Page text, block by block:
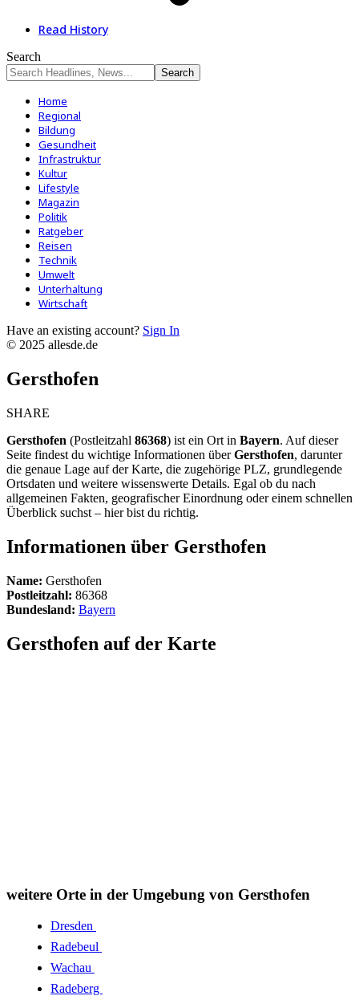
Read History
Search
Home
Regional
Bildung
Gesundheit
Infrastruktur
Kultur
Lifestyle
Magazin
Politik
Ratgeber
Reisen
Technik
Umwelt
Unterhaltung
Wirtschaft
Have an existing account? Sign In
© 2025 allesde.de
Gersthofen
SHARE
Gersthofen (Postleitzahl 86368) ist ein Ort in Bayern. Auf dieser
Seite findest du wichtige Informationen überGersthofen, darunter
die genaue Lage auf der Karte, die zugehörige PLZ, grundlegende
Ortsdaten und weitere wissenswerte Details. Egal ob du nach
allgemeinen Fakten, geografischer Einordnung oder einem schnellen
Überblick suchst – hier bist du richtig.
Informationen über Gersthofen
Name: Gersthofen
Postleitzahl: 86368
Bundesland: Bayern
Gersthofen auf der Karte
weitere Orte in der Umgebung von Gersthofen
Dresden
Radebeul
Wachau
Radeberg